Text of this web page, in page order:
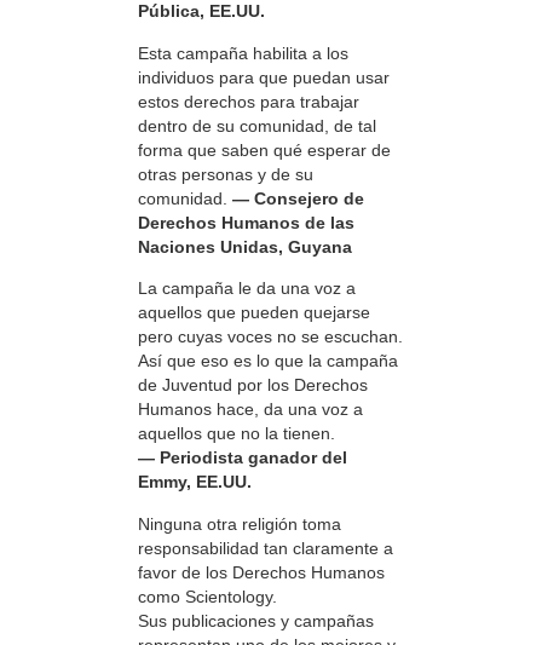
Pública, EE.UU.
Esta campaña habilita a los
individuos para que puedan usar
estos derechos para trabajar
dentro de su comunidad, de tal
forma que saben qué esperar de
otras personas y de su
comunidad. — Consejero de
Derechos Humanos de las
Naciones Unidas, Guyana
La campaña le da una voz a
aquellos que pueden quejarse
pero cuyas voces no se escuchan.
Así que eso es lo que la campaña
de Juventud por los Derechos
Humanos hace, da una voz a
aquellos que no la tienen.
— Periodista ganador del
Emmy, EE.UU.
Ninguna otra religión toma
responsabilidad tan claramente a
favor de los Derechos Humanos
como Scientology.
Sus publicaciones y campañas